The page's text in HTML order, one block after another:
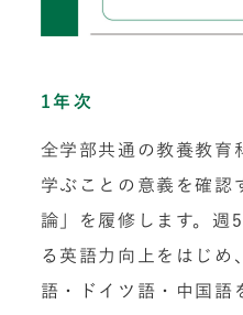
1年次
全学部共通の教養教育
学ぶことの意義を確認
論」を履修します。週
る英語力向上をはじめ
語・ドイツ語・中国語